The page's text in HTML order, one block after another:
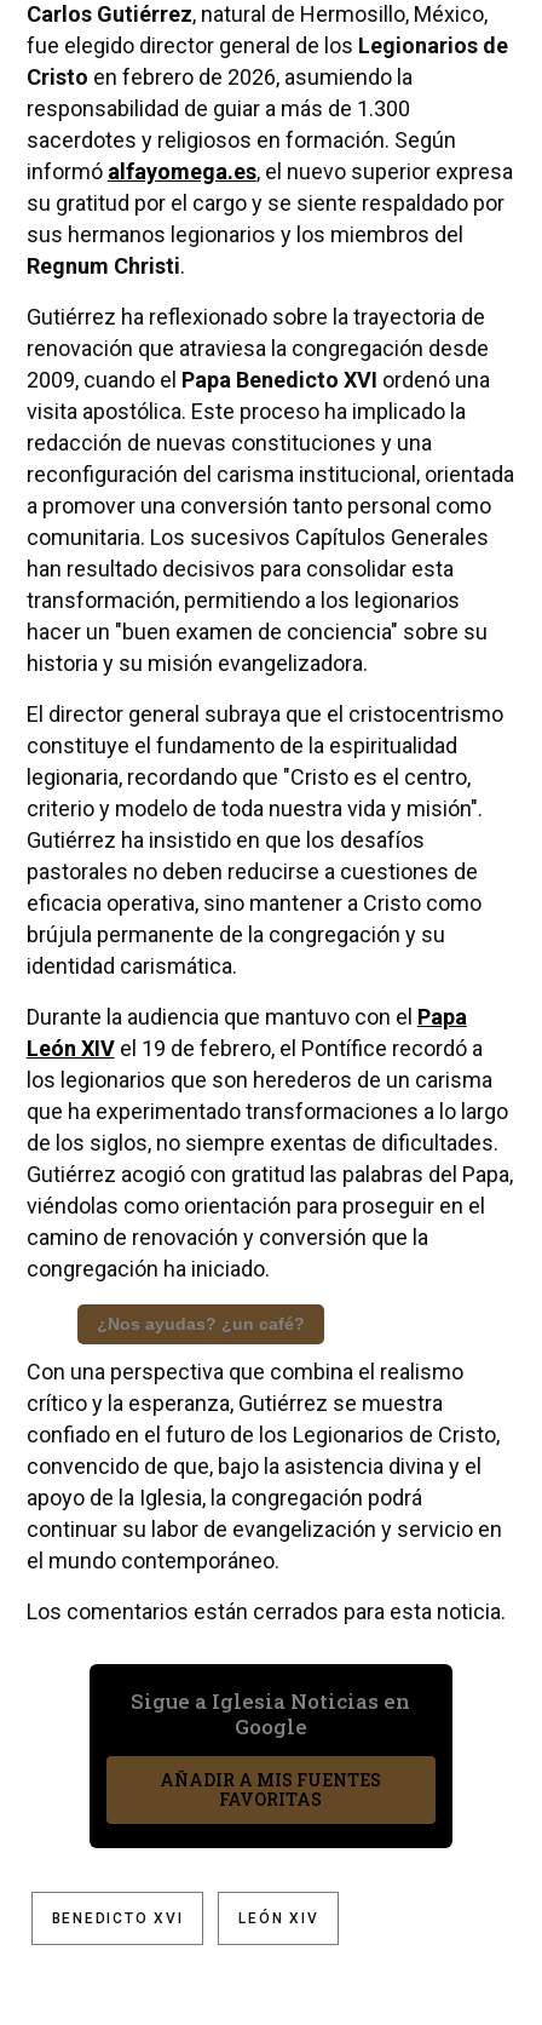
Carlos Gutiérrez, natural de Hermosillo, México,
fue elegido director general de los Legionarios de
Cristo en febrero de 2026, asumiendo la
responsabilidad de guiar a más de 1.300
sacerdotes y religiosos en formación. Según
informó alfayomega.es, el nuevo superior expresa
su gratitud por el cargo y se siente respaldado por
sus hermanos legionarios y los miembros del
Regnum Christi.
Gutiérrez ha reflexionado sobre la trayectoria de
renovación que atraviesa la congregación desde
2009, cuando el Papa Benedicto XVI ordenó una
visita apostólica. Este proceso ha implicado la
redacción de nuevas constituciones y una
reconfiguración del carisma institucional, orientada
a promover una conversión tanto personal como
comunitaria. Los sucesivos Capítulos Generales
han resultado decisivos para consolidar esta
transformación, permitiendo a los legionarios
hacer un "buen examen de conciencia" sobre su
historia y su misión evangelizadora.
El director general subraya que el cristocentrismo
constituye el fundamento de la espiritualidad
legionaria, recordando que "Cristo es el centro,
criterio y modelo de toda nuestra vida y misión".
Gutiérrez ha insistido en que los desafíos
pastorales no deben reducirse a cuestiones de
eficacia operativa, sino mantener a Cristo como
brújula permanente de la congregación y su
identidad carismática.
Durante la audiencia que mantuvo con el Papa
León XIVel 19 de febrero, el Pontífice recordó a
los legionarios que son herederos de un carisma
que ha experimentado transformaciones a lo largo
de los siglos, no siempre exentas de dificultades.
Gutiérrez acogió con gratitud las palabras del Papa,
viéndolas como orientación para proseguir en el
camino de renovación y conversión que la
congregación ha iniciado.
¿Nos ayudas? ¿un café?
Con una perspectiva que combina el realismo
crítico y la esperanza, Gutiérrez se muestra
confiado en el futuro de los Legionarios de Cristo,
convencido de que, bajo la asistencia divina y el
apoyo de la Iglesia, la congregación podrá
continuar su labor de evangelización y servicio en
el mundo contemporáneo.
Los comentarios están cerrados para esta noticia.
Sigue a Iglesia Noticias en
Google
AÑADIR A MIS FUENTES
FAVORITAS
BENEDICTO XVI LEÓN XIV